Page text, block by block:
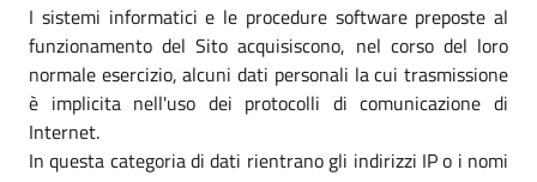
I sistemi informatici e le procedure software preposte al
funzionamento del Sito acquisiscono, nel corso del loro
normale esercizio, alcuni dati personali la cui trasmissione
è implicita nell'uso dei protocolli di comunicazione di
Internet.
In questa categoria di dati rientrano gli indirizzi IP o i nomi